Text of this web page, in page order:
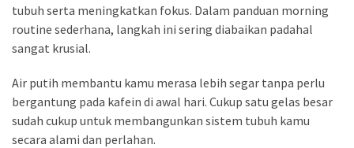
Uncategorized
(1)
tubuh serta meningkatkan fokus. Dalam panduan morning
routine sederhana, langkah ini sering diabaikan padahal
sangat krusial.
Air putih membantu kamu merasa lebih segar tanpa perlu
bergantung pada kafein di awal hari. Cukup satu gelas besar
sudah cukup untuk membangunkan sistem tubuh kamu
secara alami dan perlahan.